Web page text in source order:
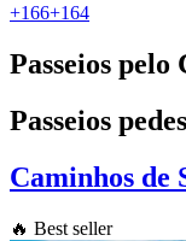
+166+164
Passeios pelo
Passeios
Caminhos de
🔥 Best seller